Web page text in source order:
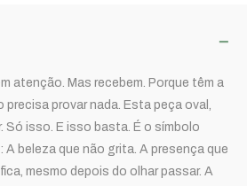
atenção. Mas recebem. Porque têm a
precisa provar nada. Esta peça oval,
Só isso. E isso basta. É o símbolo
A beleza que não grita. A presença que
mesmo depois do olhar passar. A